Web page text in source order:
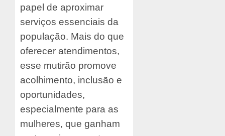
papel de aproximar
serviços essenciais da
população. Mais do que
oferecer atendimentos,
esse mutirão promove
acolhimento, inclusão e
oportunidades,
especialmente para as
mulheres, que ganham